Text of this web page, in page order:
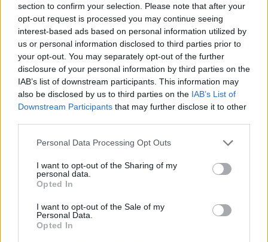
section to confirm your selection. Please note that after your
opt-out request is processed you may continue seeing
interest-based ads based on personal information utilized by
us or personal information disclosed to third parties prior to
your opt-out. You may separately opt-out of the further
disclosure of your personal information by third parties on the
IAB’s list of downstream participants. This information may
also be disclosed by us to third parties on the IAB’s List of
Downstream Participants that may further disclose it to other
Personal Data Processing Opt Outs
I want to opt-out of the Sharing of my
personal data.
Opted In
I want to opt-out of the Sale of my
Personal Data.
Opted In
Hasznos
Impresszum
Szerzői jogok
Adatvédelmi tájékoztató
Cookie-kezelési tájékoztató
Hozzászólási szabályzat
Nyomtatott lapjaink archívuma
Székely Hírmondó archívuma
Sütibeállítások